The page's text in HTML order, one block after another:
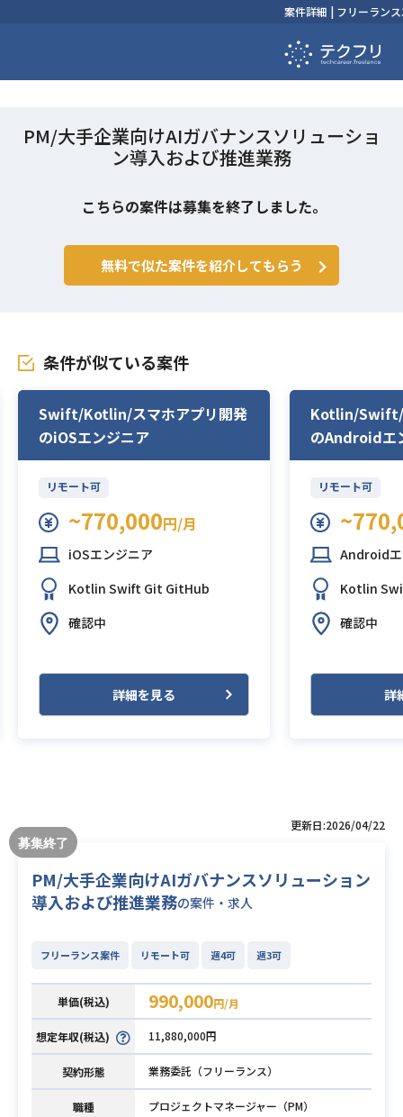
案件詳細 | フリーラン
PM/大手企業向けAIガバナンスソリューショ
ン導入および推進業務
こちらの案件は募集を終了しました。
無料で似た案件を紹介してもらう
条件が似ている案件
Swift/Kotlin/スマホアプリ開発
のiOSエンジニア
リモート可
~770,000円/月
iOSエンジニア
Kotlin Swift Git GitHub
確認中
詳細を見る
Kotlin/Swift/
のAndroidエ
リモート可
Android
Kotlin
確認中
詳
更新日:2026/04/22
PM/大手企業向けAIガバナンスソリューション
導入および推進業務の案件・求人
フリーランス案件 リモート可 週4可 週3可
単価(税込) 990,000円/月
想定年収(税込) 11,880,000円
契約形態 業務委託（フリーランス）
職種 プロジェクトマネージャー（PM）